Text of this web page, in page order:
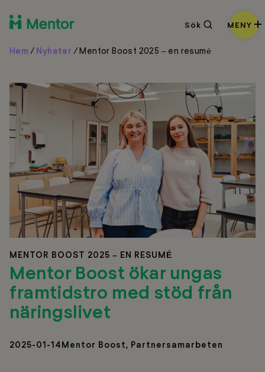
Sök Sök MENY
Hem /Nyheter /Mentor Boost 2025 – en resumé
MENTOR BOOST 2025 – EN RESUMÉ
Mentor Boost ökar ungas
framtidstro med stöd från
näringslivet
2025-01-14Mentor Boost, Partnersamarbeten